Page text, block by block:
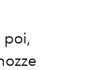
poi,